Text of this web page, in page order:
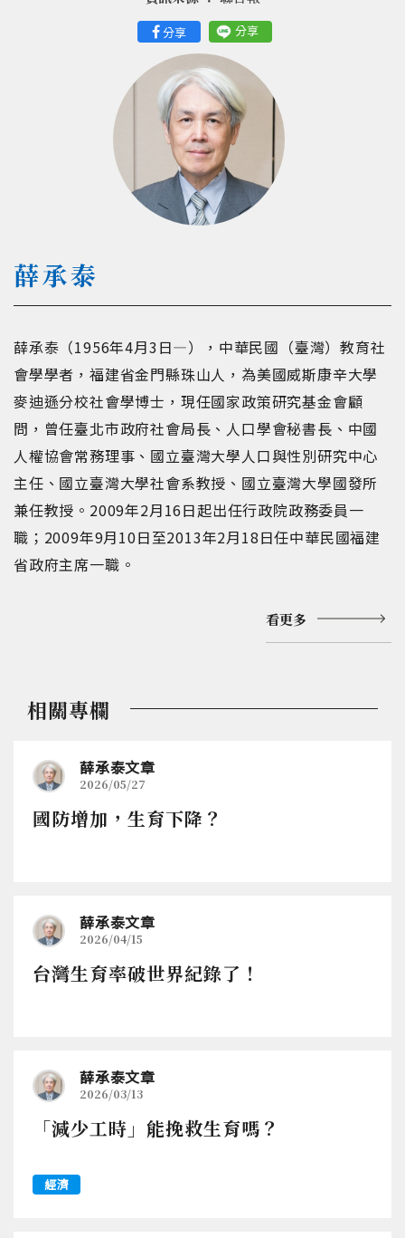
分享 分享
薛承泰
薛承泰（1956年4月3日—），中華民國（臺灣）教育社
會學學者，福建省金門縣珠山人，為美國威斯康辛大學
麥迪遜分校社會學博士，現任國家政策研究基金會顧
問，曾任臺北市政府社會局長、人口學會秘書長、中國
人權協會常務理事、國立臺灣大學人口與性別研究中心
主任、國立臺灣大學社會系教授、國立臺灣大學國發所
兼任教授。2009年2月16日起出任行政院政務委員一
職；2009年9月10日至2013年2月18日任中華民國福建
省政府主席一職。
看更多
相關專欄
薛承泰文章
2026/05/27
國防增加，生育下降？
薛承泰文章
2026/04/15
台灣生育率破世界紀錄了！
薛承泰文章
2026/03/13
「減少工時」能挽救生育嗎？
經濟